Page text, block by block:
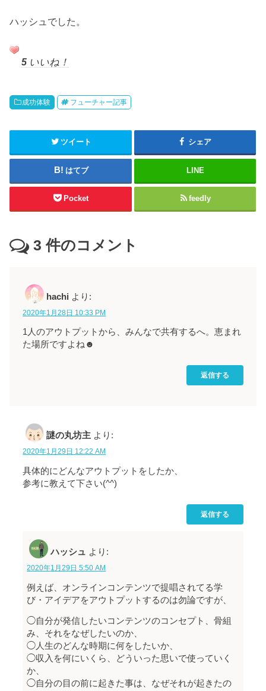
ハッシュでした。
5 いいね！
成功体験 フューチャー記事
ツイート シェア
はてブ LINE
Pocket feedly
3 件のコメント
hachi より:
2020年1月28日 10:33 PM
1人のアウトプットから、みんなで共有するへ。恵まれ
た場所ですよね☻
返信する
謎の丸坊主 より:
2020年1月29日 12:22 AM
具体的にどんなアウトプットをしたか、
参考に教えて下さい(^^)
返信する
ハッシュ より:
2020年1月29日 5:50 AM
例えば、オンラインコンテンツで提唱されてる学
び・アイデアをアウトプットするのは勿論ですが、
◯自分が発信したいコンテンツのコンセプト、骨組
み、それをなぜしたいのか、
◯人生のどんな時期に何をしたいか、
◯収入を何にいくら、どういった思いで使っていく
か、
◯自分の目の前に起きた事は、なぜそれが起きたの